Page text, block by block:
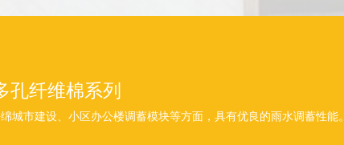
孔纤维棉系列
城市建设、小区办公楼调蓄模块等方面，具有优良的雨水调蓄性能。